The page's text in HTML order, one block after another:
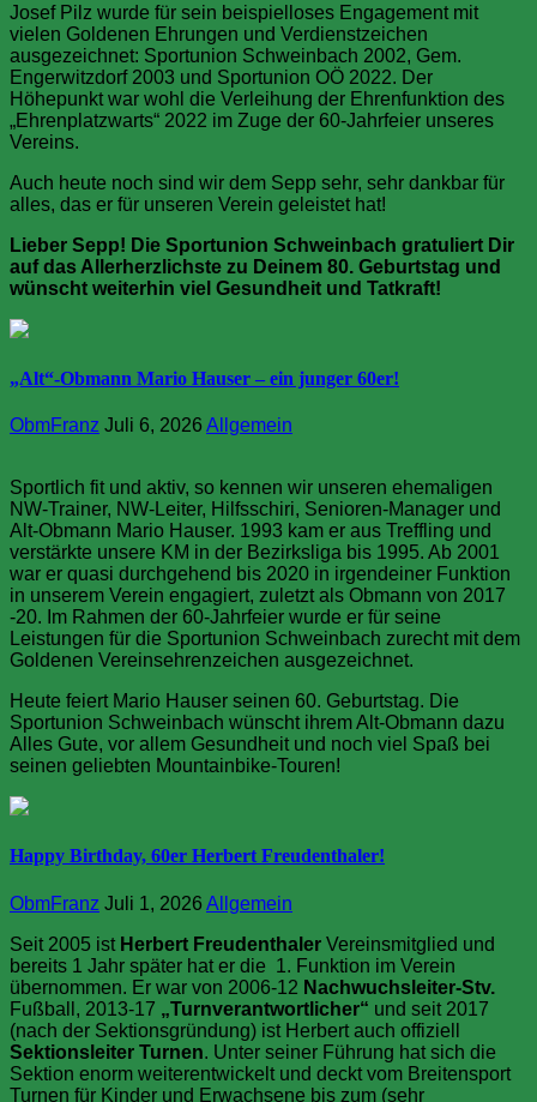
Josef Pilz wurde für sein beispielloses Engagement mit
vielen Goldenen Ehrungen und Verdienstzeichen
ausgezeichnet: Sportunion Schweinbach 2002, Gem.
Engerwitzdorf 2003 und Sportunion OÖ 2022. Der
Höhepunkt war wohl die Verleihung der Ehrenfunktion des
„Ehrenplatzwarts“ 2022 im Zuge der 60-Jahrfeier unseres
Vereins.
Auch heute noch sind wir dem Sepp sehr, sehr dankbar für
alles, das er für unseren Verein geleistet hat!
Lieber Sepp! Die Sportunion Schweinbach gratuliert Dir
auf das Allerherzlichste zu Deinem 80. Geburtstag und
wünscht weiterhin viel Gesundheit und Tatkraft!
„Alt“-Obmann Mario Hauser – ein junger 60er!
ObmFranz Juli 6, 2026 Allgemein
Sportlich fit und aktiv, so kennen wir unseren ehemaligen
NW-Trainer, NW-Leiter, Hilfsschiri, Senioren-Manager und
Alt-Obmann Mario Hauser. 1993 kam er aus Treffling und
verstärkte unsere KM in der Bezirksliga bis 1995. Ab 2001
war er quasi durchgehend bis 2020 in irgendeiner Funktion
in unserem Verein engagiert, zuletzt als Obmann von 2017
-20. Im Rahmen der 60-Jahrfeier wurde er für seine
Leistungen für die Sportunion Schweinbach zurecht mit dem
Goldenen Vereinsehrenzeichen ausgezeichnet.
Heute feiert Mario Hauser seinen 60. Geburtstag. Die
Sportunion Schweinbach wünscht ihrem Alt-Obmann dazu
Alles Gute, vor allem Gesundheit und noch viel Spaß bei
seinen geliebten Mountainbike-Touren!
Happy Birthday, 60er Herbert Freudenthaler!
ObmFranz Juli 1, 2026 Allgemein
Seit 2005 istHerbert Freudenthaler Vereinsmitglied und
bereits 1 Jahr später hat er die 1. Funktion im Verein
übernommen. Er war von 2006-12 Nachwuchsleiter-Stv.
Fußball, 2013-17 „Turnverantwortlicher“ und seit 2017
(nach der Sektionsgründung) ist Herbert auch offiziell
Sektionsleiter Turnen. Unter seiner Führung hat sich die
Sektion enorm weiterentwickelt und deckt vom Breitensport
Turnen für Kinder und Erwachsene bis zum (sehr